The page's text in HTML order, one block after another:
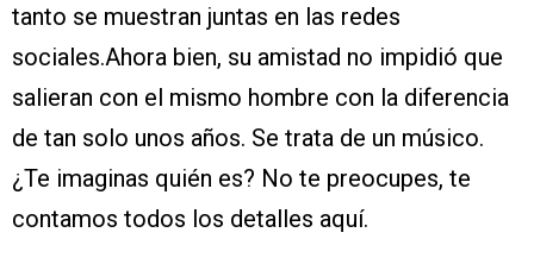
tanto se muestran juntas en las redes
sociales.Ahora bien, su amistad no impidió que
salieran con el mismo hombre con la diferencia
de tan solo unos años. Se trata de un músico.
¿Te imaginas quién es? No te preocupes, te
contamos todos los detalles aquí.